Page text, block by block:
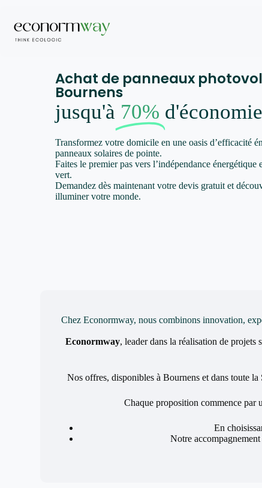
Achat de panneaux
Bournens
jusqu'à 70%
Transformez votre domicile en une oasis d’efficacité
panneaux solaires de pointe.
Faites le premier pas vers l’indépendance
vert.
Demandez dès maintenant votre devis gratuit et
illuminer votre monde.
Chez Econormway, nous combinons innovation,
Econormway, leader dans la réalisation de projets
Nos offres, disponibles à Bournens et dans toute la
Chaque proposition commence par
En
Notre